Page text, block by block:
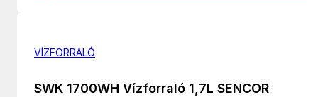
VÍZFORRALÓ
SWK 1700WH Vízforraló 1,7L SENCOR